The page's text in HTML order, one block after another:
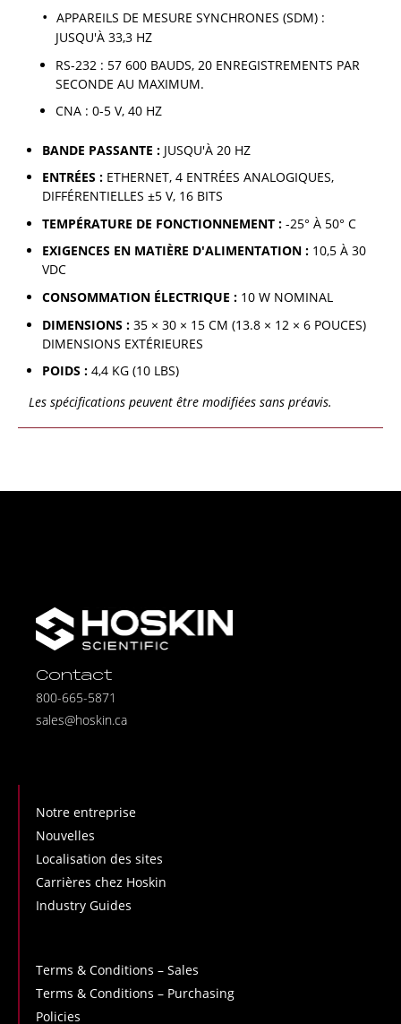
APPAREILS DE MESURE SYNCHRONES (SDM) :
JUSQU'À 33,3 HZ
RS-232 : 57 600 BAUDS, 20 ENREGISTREMENTS PAR
SECONDE AU MAXIMUM.
CNA : 0-5 V, 40 HZ
BANDE PASSANTE : JUSQU'À 20 HZ
ENTRÉES : ETHERNET, 4 ENTRÉES ANALOGIQUES,
DIFFÉRENTIELLES ±5 V, 16 BITS
TEMPÉRATURE DE FONCTIONNEMENT : -25° À 50° C
EXIGENCES EN MATIÈRE D'ALIMENTATION : 10,5 À 30
VDC
CONSOMMATION ÉLECTRIQUE : 10 W NOMINAL
DIMENSIONS : 35 × 30 × 15 CM (13.8 × 12 × 6 POUCES)
DIMENSIONS EXTÉRIEURES
POIDS : 4,4 KG (10 LBS)
Les spécifications peuvent être modifiées sans préavis.
Contact
800-665-5871
sales@hoskin.ca
Notre entreprise
Nouvelles
Localisation des sites
Carrières chez Hoskin
Industry Guides
Terms & Conditions – Sales
Terms & Conditions – Purchasing
Policies